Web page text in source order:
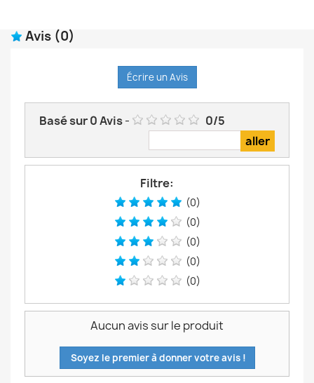
Avis (0)
Écrire un Avis
Basé sur0Avis- 0/5
Filtre:
(0)
(0)
(0)
(0)
(0)
Aucun avis sur le produit
Soyez le premier à donner votre avis !